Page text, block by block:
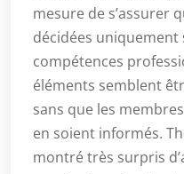
mesure de s’assurer
décidées
compétences
éléments semblent
sans que les
en soient informés.
montré très surpris